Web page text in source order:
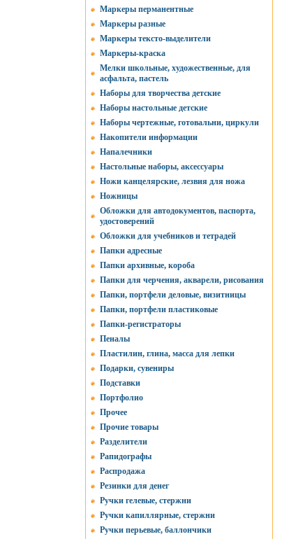
Маркеры перманентные
Маркеры разные
Маркеры тексто-выделители
Маркеры-краска
Мелки школьные, художественные, для
асфальта, пастель
Наборы для творчества детские
Наборы настольные детские
Наборы чертежные, готовальни, циркули
Накопители информации
Напалечники
Настольные наборы, аксессуары
Ножи канцелярские, лезвия для ножа
Ножницы
Обложки для автодокументов, паспорта,
удостоверений
Обложки для учебников и тетрадей
Папки адресные
Папки архивные, короба
Папки для черчения, акварели, рисования
Папки, портфели деловые, визитницы
Папки, портфели пластиковые
Папки-регистраторы
Пеналы
Пластилин, глина, масса для лепки
Подарки, сувениры
Подставки
Портфолио
Прочее
Прочие товары
Разделители
Рапидографы
Распродажа
Резинки для денег
Ручки гелевые, стержни
Ручки капиллярные, стержни
Ручки перьевые, баллончики